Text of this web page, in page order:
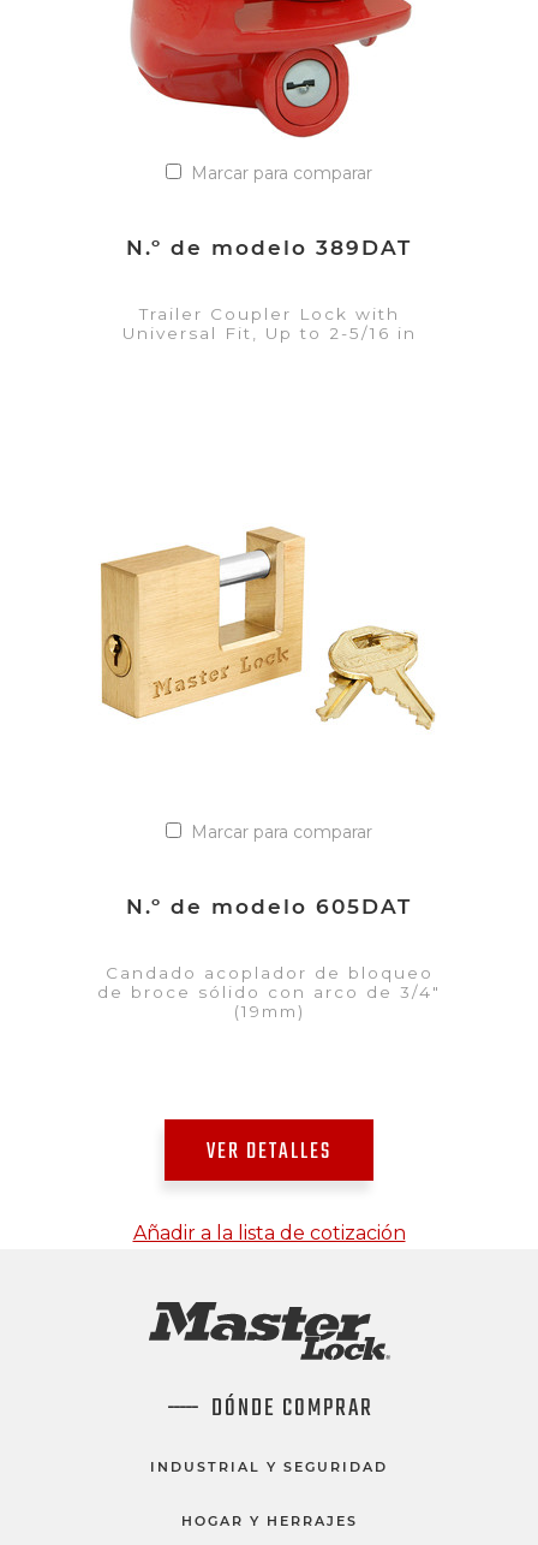
Marcar para comparar
N.º de modelo 389DAT
Trailer Coupler Lock with
Universal Fit, Up to 2-5/16 in
Añadir a la lista de cotización
Marcar para comparar
N.º de modelo 605DAT
Candado acoplador de bloqueo
de broce sólido con arco de 3/4"
(19mm)
VER DETALLES
Añadir a la lista de cotización
DÓNDE COMPRAR
INDUSTRIAL Y SEGURIDAD
HOGAR Y HERRAJES